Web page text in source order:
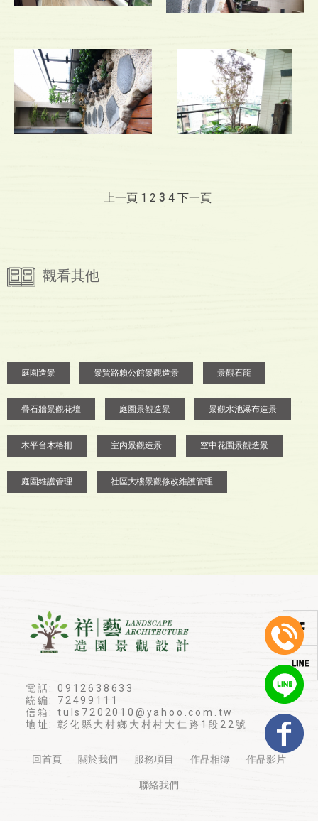
上一頁 1 2 3 4 下一頁
觀看其他
庭園造景 景賢路賴公館景觀造景 景觀石龍
疊石牆景觀花壇 庭園景觀造景 景觀水池瀑布造景
木平台木格柵 室內景觀造景 空中花園景觀造景
庭園維護管理 社區大樓景觀修改維護管理
電話: 0912638633
統編: 72499111
信箱: tuls7202010@yahoo.com.tw
地址: 彰化縣大村鄉大村村大仁路1段22號
回首頁 關於我們 服務項目 作品相簿 作品影片
聯絡我們